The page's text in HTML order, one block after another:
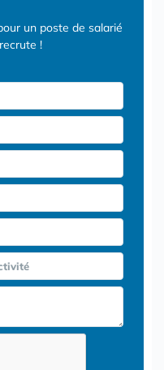
un poste de salarié
!